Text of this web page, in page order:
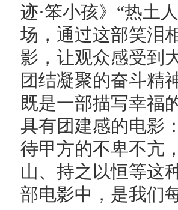
迹·笨小孩》“热土
场，通过这部笑泪
影，让观众感受到
团结凝聚的奋斗精
既是一部描写幸福
具有团建感的电影
待甲方的不卑不亢
山、持之以恒等这
部电影中，是我们